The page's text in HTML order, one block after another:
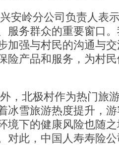
安岭分公司负责人表
服务群众的重要窗口
加强与村民的沟通与
险产品和服务，为村
，北极村作为热门旅
冰雪旅游热度提升，
境下的健康风险也随
对此，中国人寿寿险